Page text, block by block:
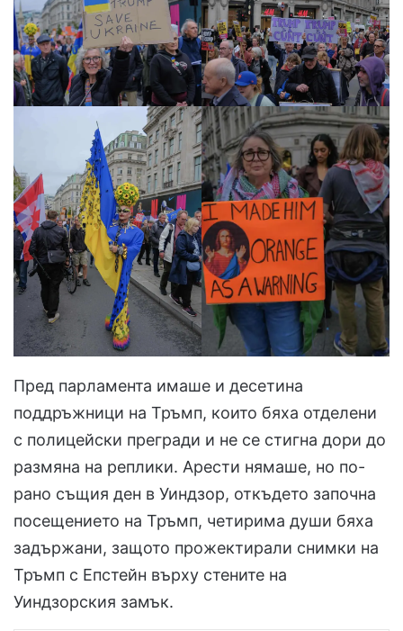
Пред парламента имаше и десетина
поддръжници на Тръмп, които бяха отделени
с полицейски прегради и не се стигна дори до
размяна на реплики. Арести нямаше, но по-
рано същия ден в Уиндзор, откъдето започна
посещението на Тръмп, четирима души бяха
задържани, защото прожектирали снимки на
Тръмп с Епстейн върху стените на
Уиндзорския замък.